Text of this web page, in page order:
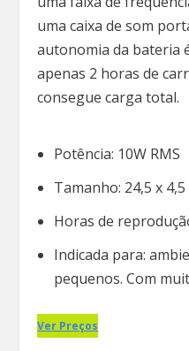
uma caixa de som
autonomia da bateria
apenas 2 horas de
consegue carga total.
Potência: 10W RMS
Tamanho: 24,5 x 4,5
Horas de
Indicada para:
pequenos. Com
Ver Preços